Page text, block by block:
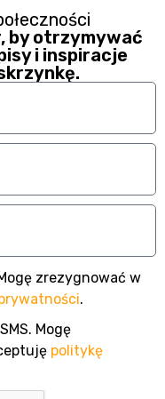
by otrzymywać
i inspiracje
zrezygnować w
.
Mogę
politykę